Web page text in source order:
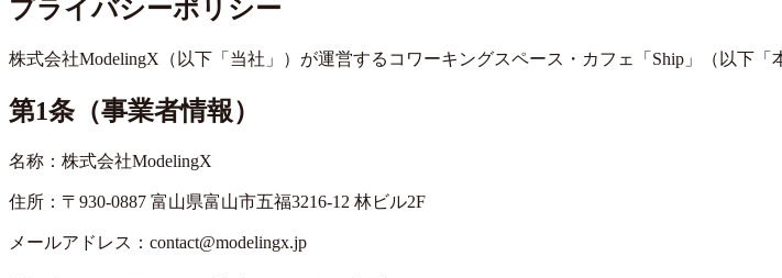
プライバシーポリシー
株式会社ModelingX（以下「当社」）が運営するコワーキングスペース・カフェ「Ship」（以下
第1条（事業者情報）
名称：株式会社ModelingX
住所：〒930-0887 富山県富山市五福3216-12 林ビル2F
メールアドレス：contact@modelingx.jp